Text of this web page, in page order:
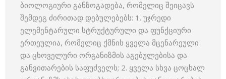
ბიოლოგიური განზოგადება, რომელიც შეიცავს
შემდეგ ძირითად დებულებებს: 1. უჯრედი
ელემენტარული სტრუქტურული და ფუნქციური
ერთეულია, რომელიც ქმნის ყველა მცენარეული
და ცხოველური ორგანიზმის აგებულებისა და
განვითარების საფუძველს; 2. ყველა სხვა ცოცხალ